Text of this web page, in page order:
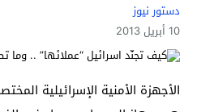
دستور نيوز
10 أبريل 2013
الأجهزة الأمنية الإسرائيلية